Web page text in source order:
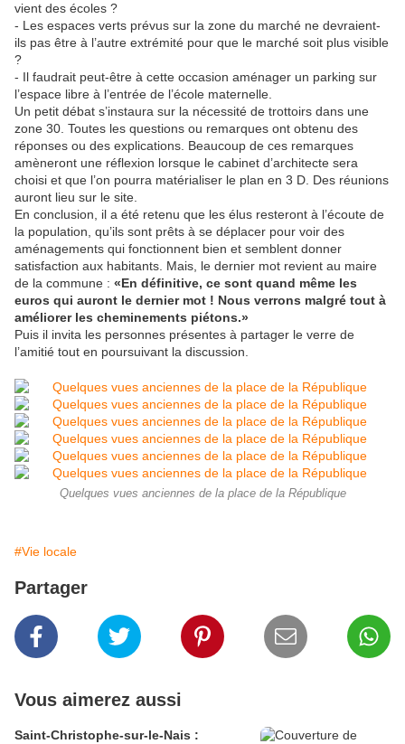
vient des écoles ?
- Les espaces verts prévus sur la zone du marché ne devraient-
ils pas être à l’autre extrémité pour que le marché soit plus visible
?
- Il faudrait peut-être à cette occasion aménager un parking sur
l’espace libre à l’entrée de l’école maternelle.
Un petit débat s’instaura sur la nécessité de trottoirs dans une
zone 30. Toutes les questions ou remarques ont obtenu des
réponses ou des explications. Beaucoup de ces remarques
amèneront une réflexion lorsque le cabinet d’architecte sera
choisi et que l’on pourra matérialiser le plan en 3 D. Des réunions
auront lieu sur le site.
En conclusion, il a été retenu que les élus resteront à l’écoute de
la population, qu’ils sont prêts à se déplacer pour voir des
aménagements qui fonctionnent bien et semblent donner
satisfaction aux habitants. Mais, le dernier mot revient au maire
de la commune : «En définitive, ce sont quand même les
euros qui auront le dernier mot ! Nous verrons malgré tout à
améliorer les cheminements piétons.»
Puis il invita les personnes présentes à partager le verre de
l’amitié tout en poursuivant la discussion.
Quelques vues anciennes de la place de la République
#Vie locale
Partager
Vous aimerez aussi
Saint-Christophe-sur-le-Nais :